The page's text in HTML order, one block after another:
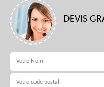
DEVIS